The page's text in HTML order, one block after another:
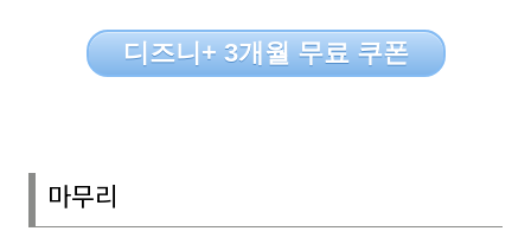
디즈니+ 3개월 무료 쿠폰
마무리